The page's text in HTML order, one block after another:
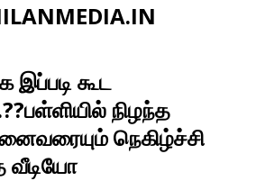
கூட
நிழந்த
நெகிழ்ச்சி